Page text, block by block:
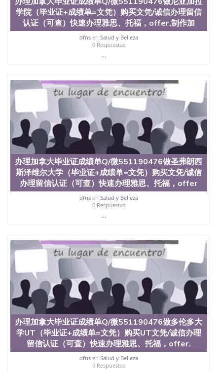
学院（毕业证+成绩单=文凭）购买文凭/诚信办理留信
认证（可查）快速办理雅思、托福，offer,制作加
dfnsen Salud y Belleza
0 Respuestas
...
办理加拿大毕业证成绩单Q/微551190476做圣弗朗西
斯泽维尔大学（毕业证+成绩单=文凭）购买文凭/诚信
办理留信认证（可查）快速办理雅思、托福，offer
dfnsen Salud y Belleza
0 Respuestas
...
办理加拿大毕业证成绩单Q/微551190476做多伦多大
学UT（毕业证+成绩单=文凭）购买UT文凭/诚信办理
留信认证（可查）快速办理雅思、托福，offer,
dfnsen Salud y Belleza
0 Respuestas